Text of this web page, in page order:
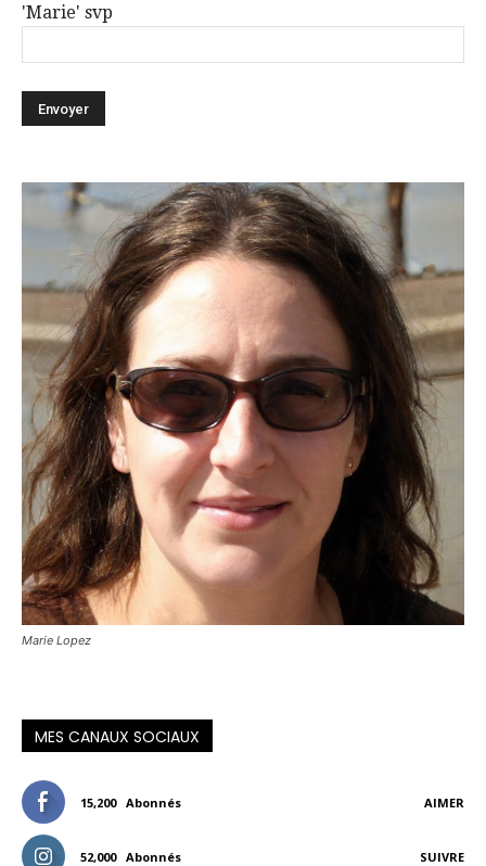
'Marie' svp
Marie Lopez
MES CANAUX SOCIAUX
15,200 Abonnés AIMER
52,000 Abonnés SUIVRE